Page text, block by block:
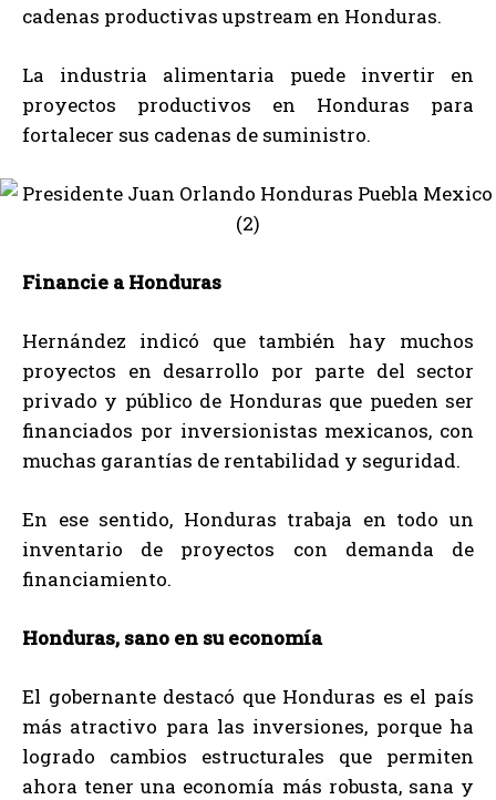
cadenas productivas upstream en Honduras.
La industria alimentaria puede invertir en
proyectos productivos en Honduras para
fortalecer sus cadenas de suministro.
Financie a Honduras
Hernández indicó que también hay muchos
proyectos en desarrollo por parte del sector
privado y público de Honduras que pueden ser
financiados por inversionistas mexicanos, con
muchas garantías de rentabilidad y seguridad.
En ese sentido, Honduras trabaja en todo un
inventario de proyectos con demanda de
financiamiento.
Honduras, sano en su economía
El gobernante destacó que Honduras es el país
más atractivo para las inversiones, porque ha
logrado cambios estructurales que permiten
ahora tener una economía más robusta, sana y